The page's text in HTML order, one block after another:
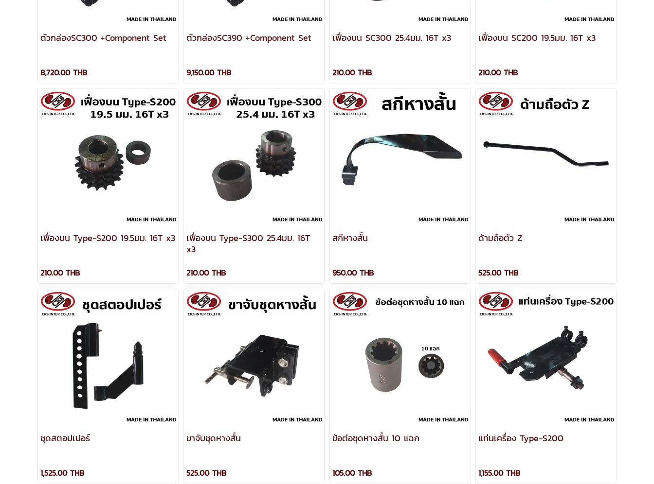
ตัวกล่องSC300 +Component Set
8,720.00 THB
ตัวกล่องSC390 +Component Set
9,150.00 THB
เฟื่องบน SC300 25.4มม. 16T x3
210.00 THB
เฟื่องบน SC200 19.5มม. 16T x3
210.00 THB
เฟื่องบน Type-S200 19.5มม. 16T x3
210.00 THB
เฟื่องบน Type-S300 25.4มม. 16T
x3
210.00 THB
สกีหางสั้น
950.00 THB
ด้ามถือตัว Z
525.00 THB
ชุดสตอปเปอร์
1,525.00 THB
ขาจับชุดหางสั้น
525.00 THB
ข้อต่อชุดหางสั้น 10 แฉก
105.00 THB
แท่นเครื่อง Type-S200
1,155.00 THB